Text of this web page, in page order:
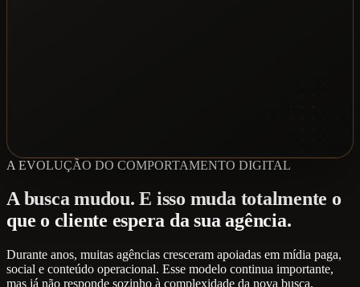
A EVOLUÇÃO DO COMPORTAMENTO DIGITAL
A busca mudou. E isso muda totalmente o
que o cliente espera da sua agência.
Durante anos, muitas agências cresceram apoiadas em mídia paga,
social e conteúdo operacional. Esse modelo continua importante,
mas já não responde sozinho à complexidade da nova busca.